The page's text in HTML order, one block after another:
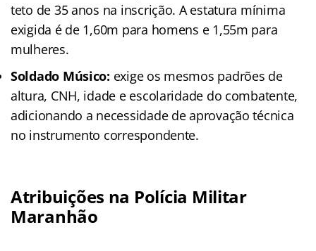
teto de 35 anos na inscrição. A estatura mínima
exigida é de 1,60m para homens e 1,55m para
mulheres.
Soldado Músico: exige os mesmos padrões de
altura, CNH, idade e escolaridade do combatente,
adicionando a necessidade de aprovação técnica
no instrumento correspondente.
Atribuições na Polícia Militar
Maranhão